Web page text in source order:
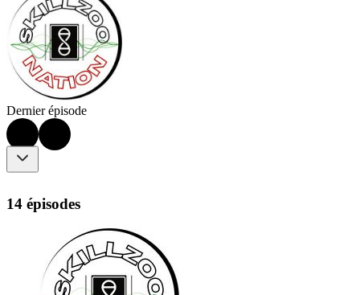
Dernier épisode
14 épisodes